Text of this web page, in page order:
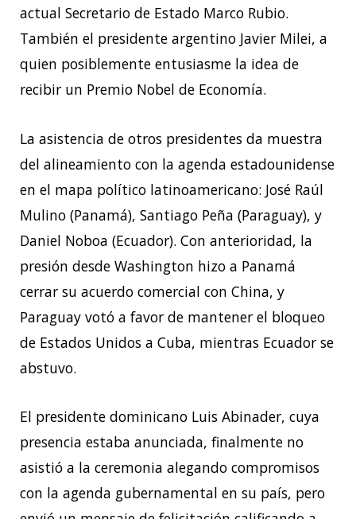
actual Secretario de Estado Marco Rubio.
También el presidente argentino Javier Milei, a
quien posiblemente entusiasme la idea de
recibir un Premio Nobel de Economía.
La asistencia de otros presidentes da muestra
del alineamiento con la agenda estadounidense
en el mapa político latinoamericano: José Raúl
Mulino (Panamá), Santiago Peña (Paraguay), y
Daniel Noboa (Ecuador). Con anterioridad, la
presión desde Washington hizo a Panamá
cerrar su acuerdo comercial con China, y
Paraguay votó a favor de mantener el bloqueo
de Estados Unidos a Cuba, mientras Ecuador se
abstuvo.
El presidente dominicano Luis Abinader, cuya
presencia estaba anunciada, finalmente no
asistió a la ceremonia alegando compromisos
con la agenda gubernamental en su país, pero